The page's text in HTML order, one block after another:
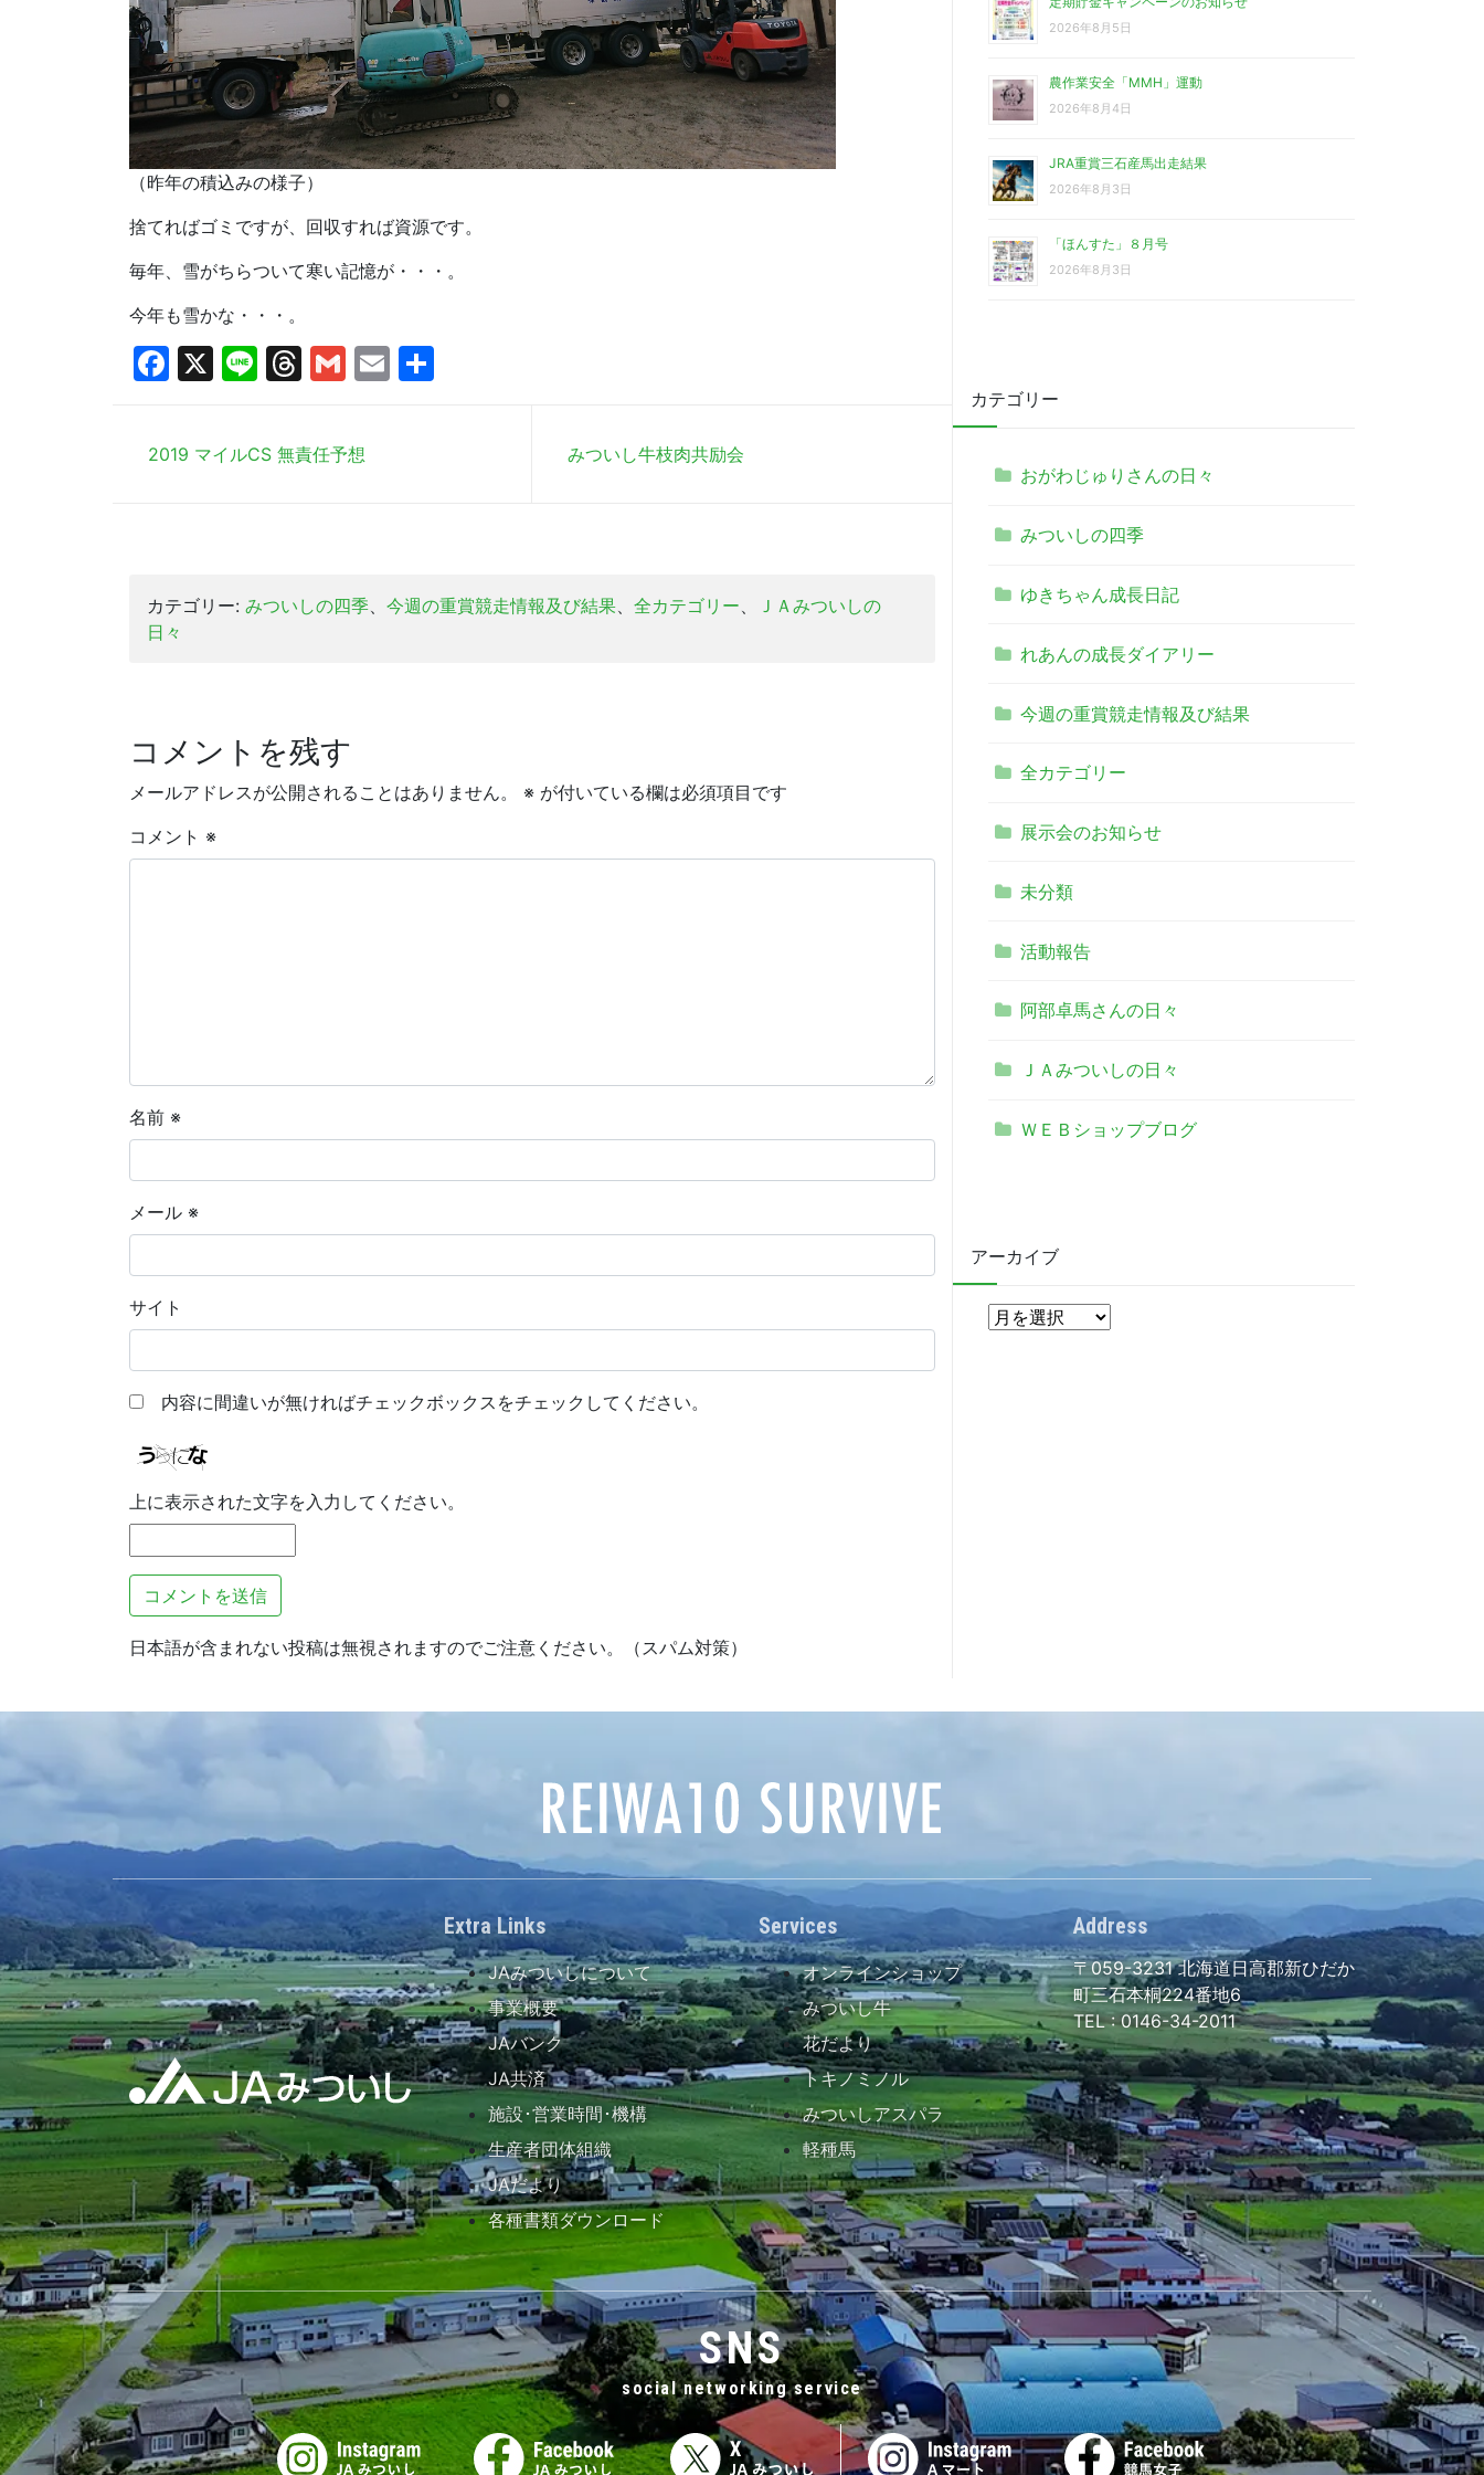
（昨年の積込みの様子）
捨てればゴミですが、回収すれば資源です。
毎年、雪がちらついて寒い記憶が・・・。
今年も雪かな・・・。
Facebook
X LineThreads
Gmail
Email
2019 マイルCS 無責任予想 みついし牛枝肉共励会
カテゴリー: みついしの四季、 今週の重賞競走情報及び結果、 全カテゴリー、
ＪＡみついしの
日々
コメントを残す
メールアドレスが公開されることはありません。 ※ が付いている欄は必須項目です
コメント ※
名前 ※
メール ※
サイト
内容に間違いが無ければチェックボックスをチェックしてください。
上に表示された文字を入力してください。
日本語が含まれない投稿は無視されますのでご注意ください。（スパム対策）
2026年8月5日
農作業安全「MMH」運動
2026年8月4日
JRA重賞三石産馬出走結果
2026年8月3日
「ほんすた」８月号
2026年8月3日
カテゴリー
おがわじゅりさんの日々
みついしの四季
ゆきちゃん成長日記
れあんの成長ダイアリー
今週の重賞競走情報及び結果
全カテゴリー
展示会のお知らせ
未分類
活動報告
阿部卓馬さんの日々
ＪＡみついしの日々
ＷＥＢショップブログ
アーカイブ
ア
Extra Links
JAみついしについて
事業概要
JAバンク
JA共済
施設･営業時間･機構
生産者団体組織
JAだより
各種書類ダウンロード
Services
オンラインショップ
みついし牛
花だより
トキノミノル
みついしアスパラ
軽種馬
Address
〒059-3231北海道日高郡新ひだか
町三石本桐224番地6
TEL :0146-34-2011
SNS
social networking service